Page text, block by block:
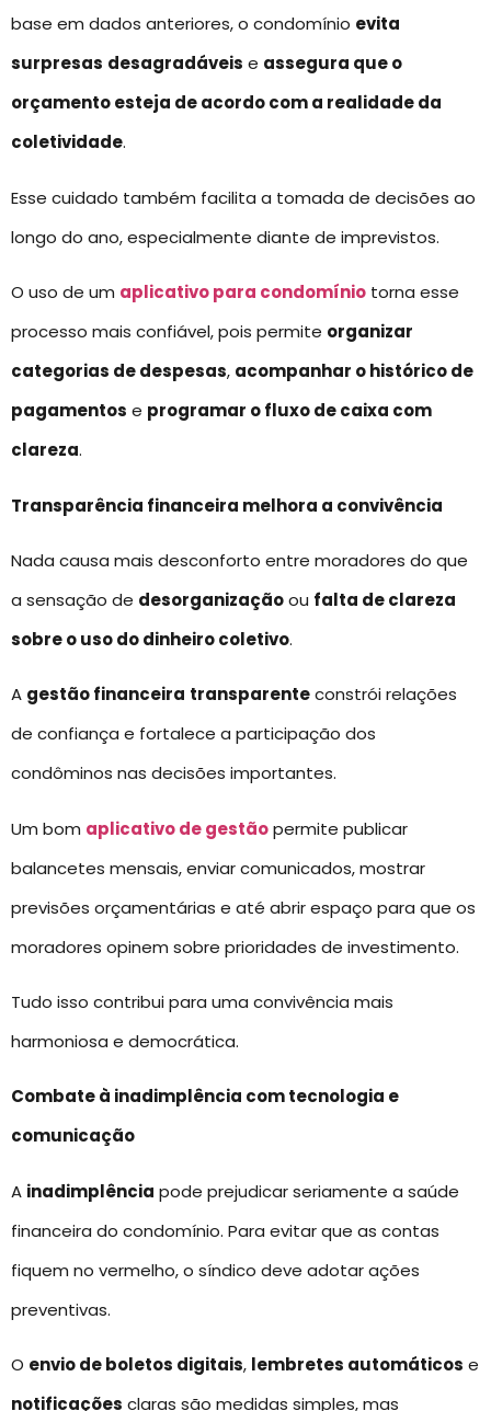
base em dados anteriores, o condomínio evita
surpresas desagradáveis e assegura que o
orçamento esteja de acordo com a realidade da
coletividade.
Esse cuidado também facilita a tomada de decisões ao
longo do ano, especialmente diante de imprevistos.
O uso de um aplicativo para condomínio torna esse
processo mais confiável, pois permite organizar
categorias de despesas, acompanhar o histórico de
pagamentos e programar o fluxo de caixa com
clareza.
Transparência financeira melhora a convivência
Nada causa mais desconforto entre moradores do que
a sensação de desorganizaçãoou falta de clareza
sobre o uso do dinheiro coletivo.
A gestão financeira transparenteconstrói relações
de confiança e fortalece a participação dos
condôminos nas decisões importantes.
Um bom aplicativo de gestãopermite publicar
balancetes mensais, enviar comunicados, mostrar
previsões orçamentárias e até abrir espaço para que os
moradores opinem sobre prioridades de investimento.
Tudo isso contribui para uma convivência mais
harmoniosa e democrática.
Combate à inadimplência com tecnologia e
comunicação
A inadimplência pode prejudicar seriamente a saúde
financeira do condomínio. Para evitar que as contas
fiquem no vermelho, o síndico deve adotar ações
preventivas.
O envio de boletos digitais, lembretes automáticos e
notificações claras são medidas simples, mas